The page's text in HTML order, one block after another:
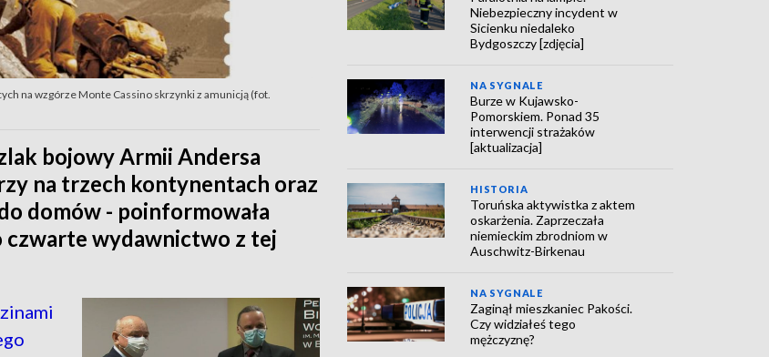
na wzgórze Monte Cassino skrzynki z amunicją (fot.
bojowy Armii Andersa
na trzech kontynentach oraz
domów - poinformowała
czwarte wydawnictwo z tej
Niebezpieczny incydent w
Sicienku niedaleko
Bydgoszczy [zdjęcia]
NA SYGNALE
Burze w Kujawsko-
Pomorskiem. Ponad 35
interwencji strażaków
[aktualizacja]
HISTORIA
Toruńska aktywistka z aktem
oskarżenia. Zaprzeczała
niemieckim zbrodniom w
Auschwitz-Birkenau
NA SYGNALE
Zaginął mieszkaniec Pakości.
Czy widziałeś tego
mężczyznę?